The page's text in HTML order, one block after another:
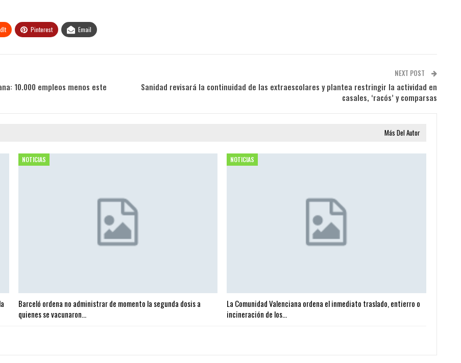
Pinterest Email
10.000 empleos menos este
NEXT POST
Sanidad revisará la continuidad de las extraescolares y plantea restringir la actividad en
casales, ‘racós’ y comparsas
Más Del Autor
NOTICIAS
Barceló ordena no administrar de momento la segunda dosis a
quienes se vacunaron…
NOTICIAS
La Comunidad Valenciana ordena el inmediato traslado, entierro o
incineración de los…